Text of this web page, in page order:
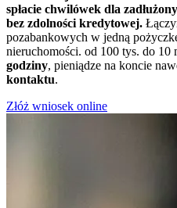
spłacie chwilówek dla
bez zdolności kredytowej.
pozabankowych w jedną
nieruchomości. od 100 tys. do 10
godziny, pieniądze na koncie
kontaktu.
Złóż wniosek online